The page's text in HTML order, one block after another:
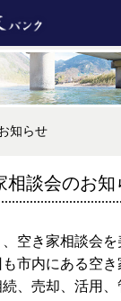
知らせ
相談会のお知
空き家相談会
市内にある空
、売却、活用